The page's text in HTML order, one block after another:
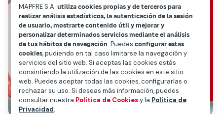
MAPFRE S.A.utiliza cookies propias y de terceros para
realizar análisis estadísticos, la autenticación de la sesión
de usuario, mostrarte contenido útil y mejorar y
personalizar determinados servicios mediante el análisis
de tus hábitos de navegación. Puedesconfigurar estas
cookies, pudiendo en tal caso limitarse la navegación y
servicios del sitio web. Si aceptas las cookies estás
consintiendo la utilización de las cookies en este sitio
web. Puedes aceptar todas las cookies, configurarlas o
rechazar su uso. Si deseas más información, puedes
consultar nuestra Política de Cookiesy la Política de
Privacidad.